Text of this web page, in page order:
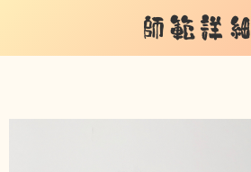
師範詳細